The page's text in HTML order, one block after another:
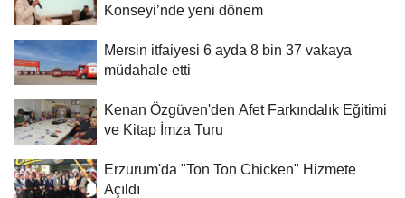
Konseyi’nde yeni dönem
Mersin itfaiyesi 6 ayda 8 bin 37 vakaya
müdahale etti
Kenan Özgüven'den Afet Farkındalık Eğitimi
ve Kitap İmza Turu
Erzurum'da "Ton Ton Chicken" Hizmete
Açıldı